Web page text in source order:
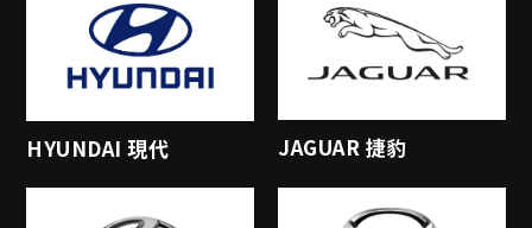
HYUNDAI 現代 JAGUAR 捷豹